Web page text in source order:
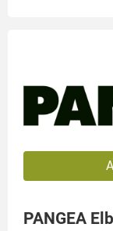
PANGEA